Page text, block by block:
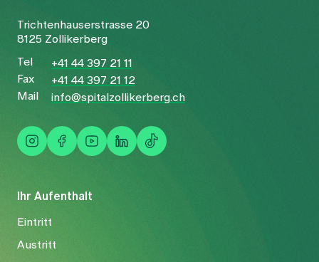
Ihr Aufenthalt
Eintritt
Austritt
Trichtenhauserstrasse 20
8125 Zollikerberg
Tel
+41 44 397 21 11
Fax
+41 44 397 21 12
Mail
info@spitalzollikerberg.ch